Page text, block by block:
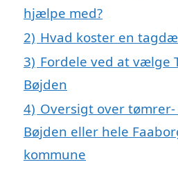
hjælpe med?
2) Hvad koster en
3) Fordele ved at vælge
Bøjden
4) Oversigt over
Bøjden eller hele
kommune